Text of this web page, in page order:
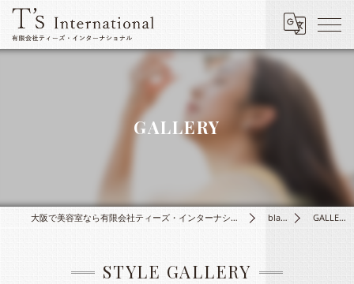
GALLERY
大阪で美容室なら有限会社ティーズ・インターナショナル blanc GALLERY
STYLE GALLERY